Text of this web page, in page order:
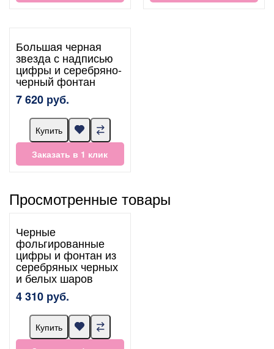
Большая черная
звезда с надписью
цифры и серебряно-
черный фонтан
7 620 руб.
Купить
Заказать в 1 клик
Просмотренные товары
Черные
фольгированные
цифры и фонтан из
серебряных черных
и белых шаров
4 310 руб.
Купить